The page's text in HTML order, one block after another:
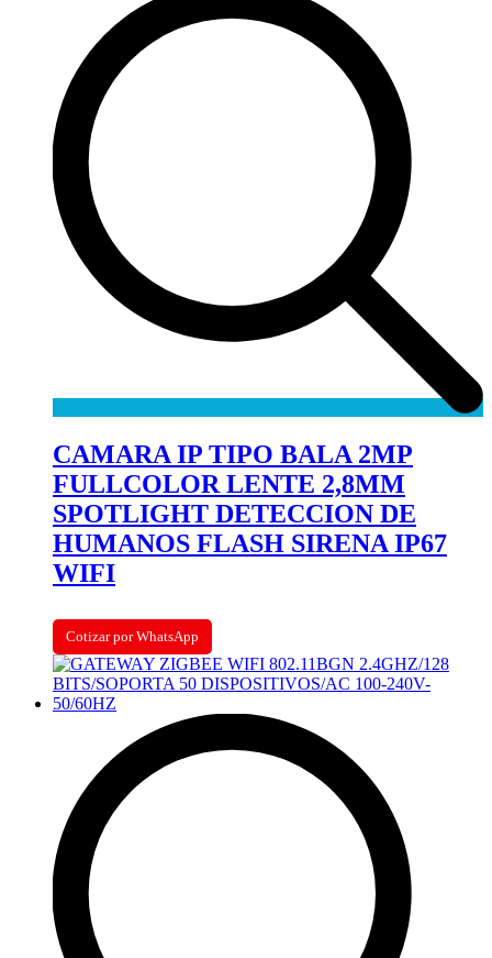
CAMARA IP TIPO BALA 2MP
FULLCOLOR LENTE 2,8MM
SPOTLIGHT DETECCION DE
HUMANOS FLASH SIRENA IP67
WIFI
Cotizar por WhatsApp